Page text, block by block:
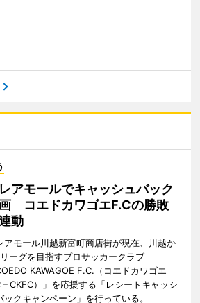
アモールでキャッシュバック
コエドカワゴエF.Cの勝敗
動
アモール川越新富町商店街が現在、川越か
ーグを目指すプロサッカークラブ
KAWAGOE F.C.（コエドカワゴエ
CKFC）」を応援する「レシートキャッシ
ックキャンペーン」を行っている。